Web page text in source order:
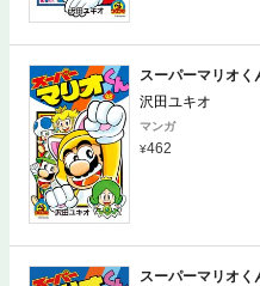
スーパーマリオく
沢田ユキオ
マンガ
462
スーパーマリオく